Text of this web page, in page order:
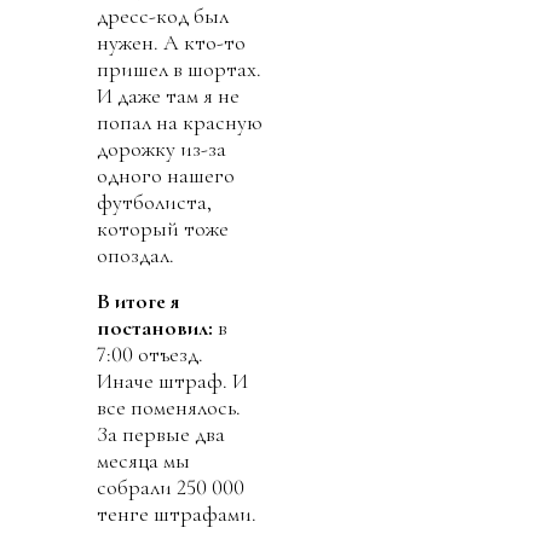
дресс-код был
нужен. А кто-то
пришел в шортах.
И даже там я не
попал на красную
дорожку из-за
одного нашего
футболиста,
который тоже
опоздал.
В итоге я
постановил: в
7:00 отъезд.
Иначе штраф. И
все поменялось.
За первые два
месяца мы
собрали 250 000
тенге штрафами.